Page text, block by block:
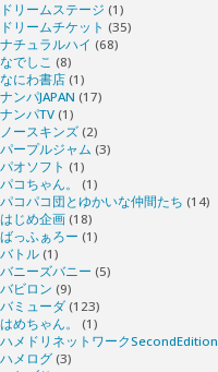
ドリームステージ (1)
ドリームチケット (35)
ナチュラルハイ (68)
なでしこ (8)
なにわ書店 (1)
ナンパJAPAN (17)
ナンパTV (1)
ノースキンズ (2)
パープルジャム (3)
パオソフト (1)
パコちゃん。
(1)
パコパコ団とゆかいな仲間たち (14)
はじめ企画 (18)
ばっふぁろー (1)
バトル (1)
バニーズバニー (5)
バビロン (9)
バミューダ (123)
はめちゃん。
(1)
ハメドリネットワークSecondEdition
ハメログ (3)